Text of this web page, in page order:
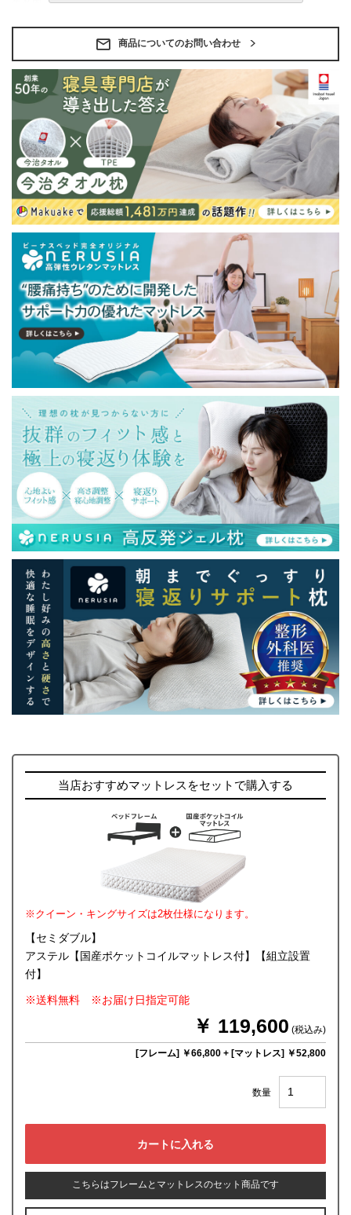
台湾
・この商品は組み立て式です。
・ベッドフレームのみの金額です。
・配送日指定OK！
※北海道・沖縄・離島等一部地域へのお届けは別途送料
が発生する場合がございます。また発送予定も変更にな
る場合があります。
商品についてのお問い合わせ
当店おすすめマットレスをセットで購入する
※クイーン・キングサイズは2枚仕様になります。
【セミダブル】
アステル【国産ポケットコイルマットレス付】【組立設置
付】
※送料無料 ※お届け日指定可能
￥ 119,600 (税込み)
[フレーム] ￥66,800 + [マットレス] ￥52,800
数量
こちらはフレームとマットレスのセット商品です